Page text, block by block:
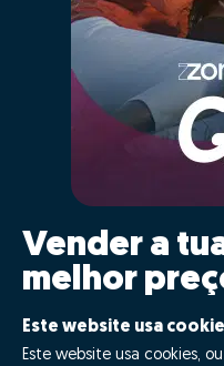
Vender a
melhor
Clica GO!
Este website usa
Este website usa cookies,